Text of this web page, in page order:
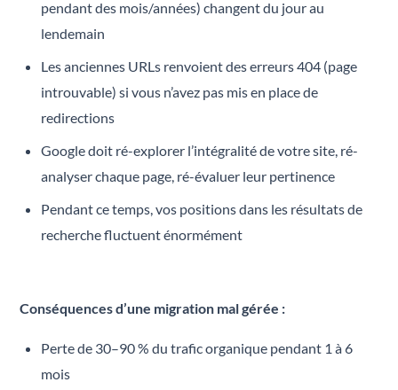
pendant des mois/années) changent du jour au
lendemain
Les anciennes URLs renvoient des erreurs 404 (page
introuvable) si vous n’avez pas mis en place de
redirections
Google doit ré-explorer l’intégralité de votre site, ré-
analyser chaque page, ré-évaluer leur pertinence
Pendant ce temps, vos positions dans les résultats de
recherche fluctuent énormément
Conséquences d’une migration mal gérée :
Perte de 30–90 % du trafic organique pendant 1 à 6
mois